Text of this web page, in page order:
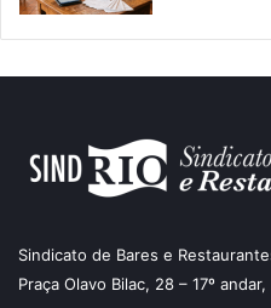
Sindicato de Bares e
Praça Olavo Bilac, 28 – 17º